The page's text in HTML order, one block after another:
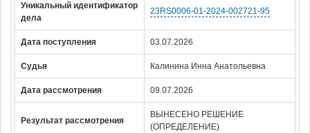
Уникальный идентификатор
дела
23RS0006-01-2024-002721-95
Дата поступления 03.07.2026
Судья Калинина Инна Анатольевна
Дата рассмотрения 09.07.2026
Результат рассмотрения
ВЫНЕСЕНО РЕШЕНИЕ
(ОПРЕДЕЛЕНИЕ)